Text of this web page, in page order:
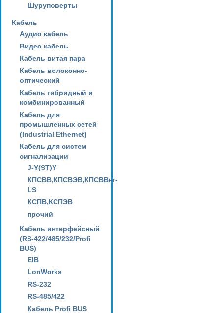
Шуруповерты
Кабель
Аудио кабель
Видео кабель
Кабель витая пара
Кабель волоконно-
оптический
Кабель гибридный и
комбинированный
Кабель для
промышленных сетей
(Industrial Ethernet)
Кабель для систем
сигнализации
J-Y(ST)Y
КПСВВ,КПСВЭВ,КПСВВнг-
LS
КСПВ,КСПЭВ
прочий
Кабель интерфейсный
(RS-422/485/232/Profi
BUS)
EIB
LonWorks
RS-232
RS-485/422
Кабель Profi BUS